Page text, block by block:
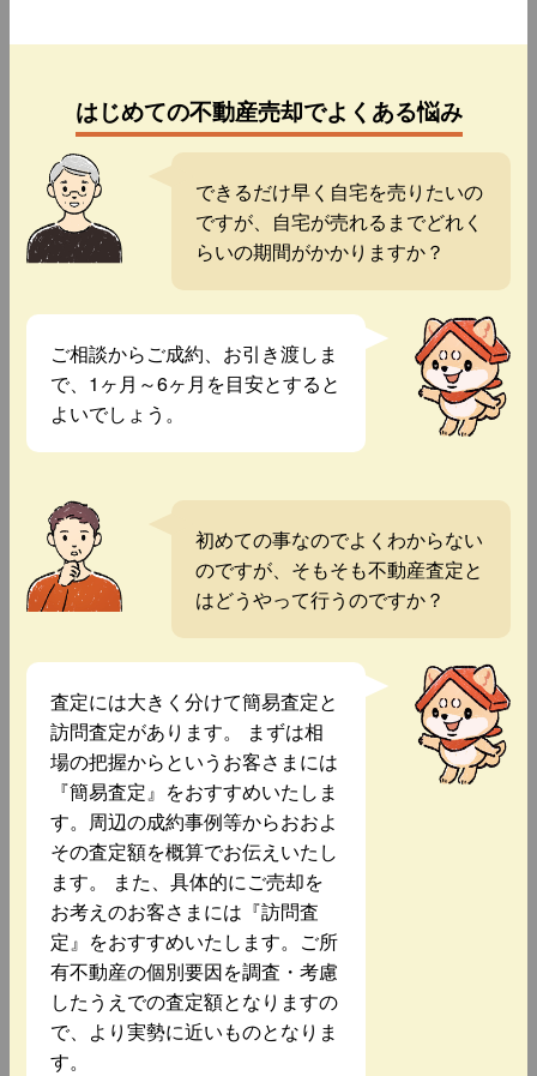
はじめての不動産売却でよくある悩み
できるだけ早く自宅を売りたいの
ですが、自宅が売れるまでどれく
らいの期間がかかりますか？
ご相談からご成約、お引き渡しま
で、1ヶ月～6ヶ月を目安とすると
よいでしょう。
初めての事なのでよくわからない
のですが、そもそも不動産査定と
はどうやって行うのですか？
査定には大きく分けて簡易査定と
訪問査定があります。 まずは相
場の把握からというお客さまには
『簡易査定』をおすすめいたしま
す。周辺の成約事例等からおおよ
その査定額を概算でお伝えいたし
ます。 また、具体的にご売却を
お考えのお客さまには『訪問査
定』をおすすめいたします。ご所
有不動産の個別要因を調査・考慮
したうえでの査定額となりますの
で、より実勢に近いものとなりま
す。